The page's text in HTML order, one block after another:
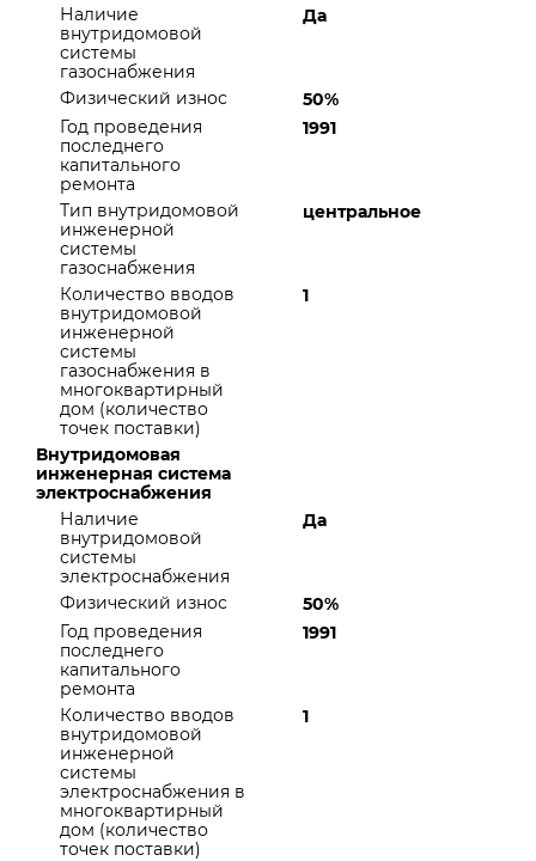
Наличие
внутридомовой
системы
газоснабжения
Да
Физический износ
50%
Год проведения
последнего
капитального
ремонта
1991
Тип внутридомовой
инженерной
системы
газоснабжения
центральное
Количество вводов
внутридомовой
инженерной
системы
газоснабжения в
многоквартирный
дом (количество
точек поставки)
1
Внутридомовая
инженерная система
электроснабжения
Наличие
внутридомовой
системы
электроснабжения
Да
Физический износ
50%
Год проведения
последнего
капитального
ремонта
1991
Количество вводов
внутридомовой
инженерной
системы
электроснабжения в
многоквартирный
дом (количество
точек поставки)
1